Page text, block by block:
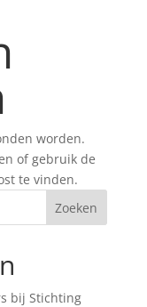
worden.
of gebruik de
te vinden.
bij Stichting